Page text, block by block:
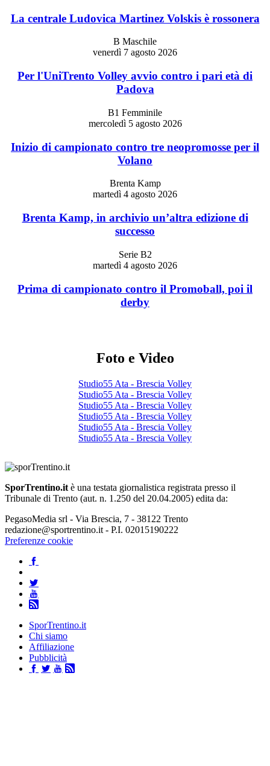
La centrale Ludovica Martinez Volskis è rossonera
B Maschile
venerdì 7 agosto 2026
Per l'UniTrento Volley avvio contro i pari età di
Padova
B1 Femminile
mercoledì 5 agosto 2026
Inizio di campionato contro tre neopromosse per il
Volano
Brenta Kamp
martedì 4 agosto 2026
Brenta Kamp, in archivio un’altra edizione di
successo
Serie B2
martedì 4 agosto 2026
Prima di campionato contro il Promoball, poi il
derby
Foto e Video
Studio55 Ata - Brescia Volley
Studio55 Ata - Brescia Volley
Studio55 Ata - Brescia Volley
Studio55 Ata - Brescia Volley
Studio55 Ata - Brescia Volley
Studio55 Ata - Brescia Volley
SporTrentino.it è una testata giornalistica registrata presso il
Tribunale di Trento (aut. n. 1.250 del 20.04.2005) edita da:
PegasoMedia srl - Via Brescia, 7 - 38122 Trento
redazione@sportrentino.it - P.I. 02015190222
Preferenze cookie
SporTrentino.it
Chi siamo
Affiliazione
Pubblicità